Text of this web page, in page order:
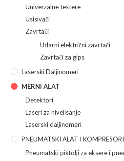
Univerzalne testere
Usisivači
Zavrtači
Udarni električni zavrtači
Zavrtači za gips
Laserski Daljinomeri
MERNI ALAT
Detektori
Laseri za nivelisanje
Laserski daljinomeri
PNEUMATSKI ALAT I KOMPRESORI
Pneumatski pištolji za eksere i